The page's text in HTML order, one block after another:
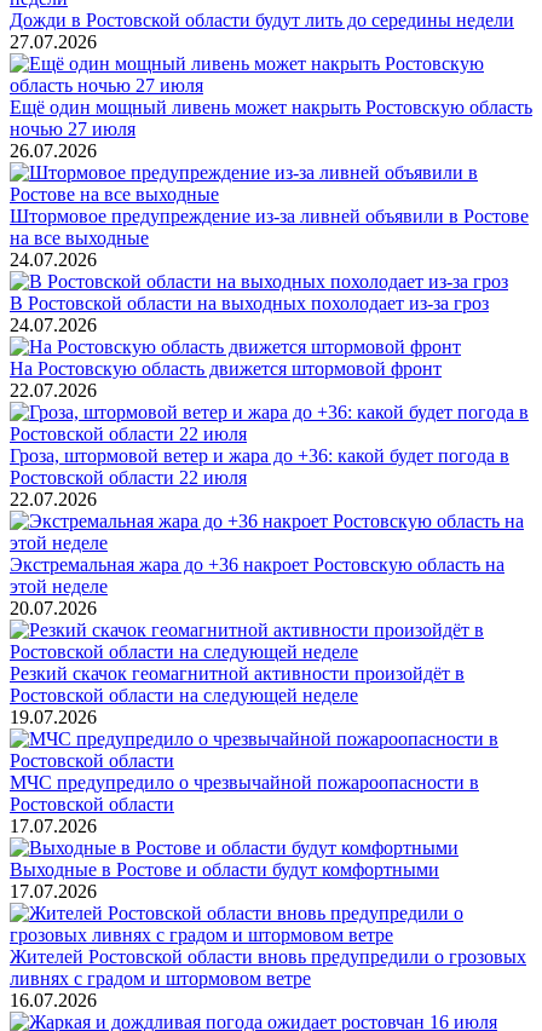
Дожди в Ростовской области будут лить до середины недели
27.07.2026
Ещё один мощный ливень может накрыть Ростовскую область
ночью 27 июля
26.07.2026
Штормовое предупреждение из-за ливней объявили в Ростове
на все выходные
24.07.2026
В Ростовской области на выходных похолодает из-за гроз
24.07.2026
На Ростовскую область движется штормовой фронт
22.07.2026
Гроза, штормовой ветер и жара до +36: какой будет погода в
Ростовской области 22 июля
22.07.2026
Экстремальная жара до +36 накроет Ростовскую область на
этой неделе
20.07.2026
Резкий скачок геомагнитной активности произойдёт в
Ростовской области на следующей неделе
19.07.2026
МЧС предупредило о чрезвычайной пожароопасности в
Ростовской области
17.07.2026
Выходные в Ростове и области будут комфортными
17.07.2026
Жителей Ростовской области вновь предупредили о грозовых
ливнях с градом и штормовом ветре
16.07.2026